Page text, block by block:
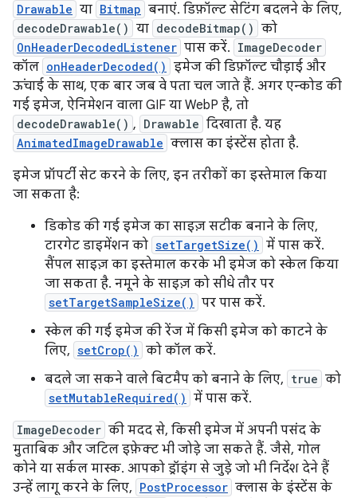
Drawable या Bitmap बनाएं. डिफ़ॉल्ट सेटिंग बदलने के लिए,
decodeDrawable() या decodeBitmap() को
OnHeaderDecodedListener पास करें. ImageDecoder
कॉल onHeaderDecoded() इमेज की डिफ़ॉल्ट चौड़ाई और
ऊंचाई के साथ, एक बार जब वे पता चल जाते हैं. अगर एन्कोड की
गई इमेज, ऐनिमेशन वाला GIF या WebP है, तो
decodeDrawable() , Drawable दिखाता है. यह
AnimatedImageDrawable क्लास का इंस्टेंस होता है.
इमेज प्रॉपर्टी सेट करने के लिए, इन तरीकों का इस्तेमाल किया
जा सकता है:
डिकोड की गई इमेज का साइज़ सटीक बनाने के लिए,
टारगेट डाइमेंशन को setTargetSize() में पास करें.
सैंपल साइज़ का इस्तेमाल करके भी इमेज को स्केल किया
जा सकता है. नमूने के साइज़ को सीधे तौर पर
setTargetSampleSize() पर पास करें.
स्केल की गई इमेज की रेंज में किसी इमेज को काटने के
लिए, setCrop() को कॉल करें.
बदले जा सकने वाले बिटमैप को बनाने के लिए, true को
setMutableRequired() में पास करें.
ImageDecoder की मदद से, किसी इमेज में अपनी पसंद के
मुताबिक और जटिल इफ़ेक्ट भी जोड़े जा सकते हैं. जैसे, गोल
कोने या सर्कल मास्क. आपको ड्रॉइंग से जुड़े जो भी निर्देश देने हैं
उन्हें लागू करने के लिए, PostProcessor क्लास के इंस्टेंस के